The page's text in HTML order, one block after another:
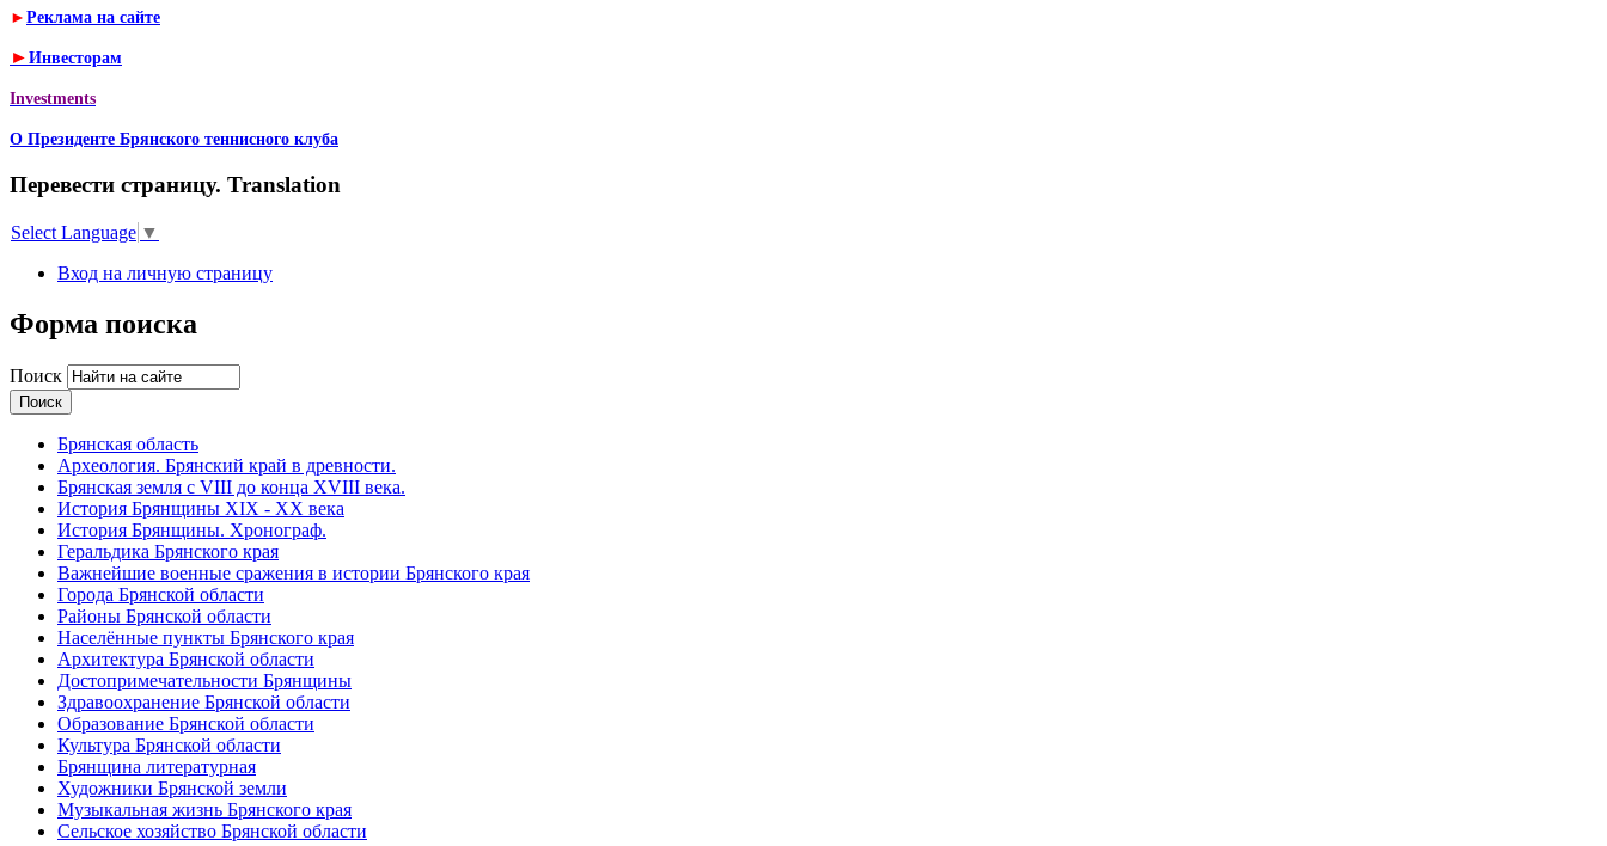
► Реклама на сайте
► Инвесторам
Investments
О Президенте Брянского теннисного клуба
Перевести страницу. Translation
Select Language ▼
Вход на личную страницу
Форма поиска
Поиск
Брянская область
Археология. Брянский край в древности.
Брянская земля с VIII до конца XVIII века.
История Брянщины XIX - XX века
История Брянщины. Хронограф.
Геральдика Брянского края
Важнейшие военные сражения в истории Брянского края
Города Брянской области
Районы Брянской области
Населённые пункты Брянского края
Архитектура Брянской области
Достопримечательности Брянщины
Здравоохранение Брянской области
Образование Брянской области
Культура Брянской области
Брянщина литературная
Художники Брянской земли
Музыкальная жизнь Брянского края
Сельское хозяйство Брянской области